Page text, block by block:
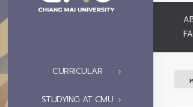
CURRICULAR
STUDYING AT CMU